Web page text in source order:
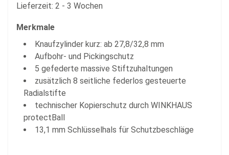
Lieferzeit: 2 - 3 Wochen
Merkmale
Knaufzylinder kurz: ab 27,8/32,8 mm
Aufbohr- und Pickingschutz
5 gefederte massive Stiftzuhaltungen
zusätzlich 8 seitliche federlos gesteuerte
Radialstifte
technischer Kopierschutz durch WINKHAUS
protectBall
13,1 mm Schlüsselhals für Schutzbeschläge